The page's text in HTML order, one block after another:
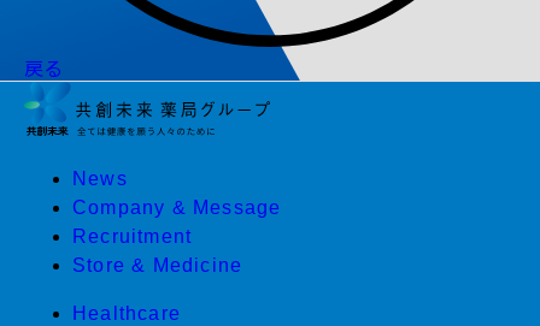
戻る
News
Company & Message
Recruitment
Store & Medicine
Healthcare